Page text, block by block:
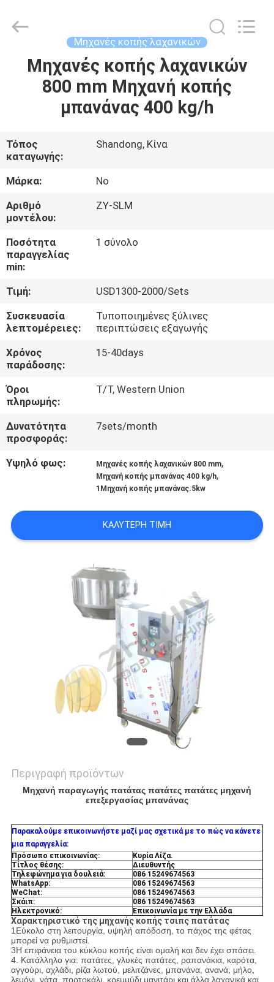
ΣΠΊΤΙ
ΠΡΟΪΌΝΤΑ
ΠΕΡΊΠΟΥ
ΕΜΕΊΣ
ΓΎΡΟΣ
ΕΡΓΟΣΤΑΣΊΩΝ
ΠΟΙΟΤΙΚΌΣ
ΈΛΕΓΧΟΣ
ΜΑΣ
ΕΛΆΤΕ
ΣΕ
ΕΠΑΦΉ
ΜΕ
ΕΙΔΉΣΕΙΣ
ΠΕΡΙΠΤΏΣΕΙΣ
SITEMAP
Rights
Μηχανές κοπής λαχανικών
Μηχανές κοπής λαχανικών
800 mm Μηχανή κοπής
μπανάνας 400 kg/h
Τόπος
καταγωγής:
Shandong, Κίνα
Μάρκα:
No
Αριθμό
μοντέλου:
ZY-SLM
Ποσότητα
παραγγελίας
min:
1 σύνολο
Τιμή:
USD1300-2000/Sets
Συσκευασία
λεπτομέρειες:
Τυποποιημένες ξύλινες
περιπτώσεις εξαγωγής
Χρόνος
παράδοσης:
15-40days
Όροι
πληρωμής:
T/T, Western Union
Δυνατότητα
προσφοράς:
7sets/month
Υψηλό φως: Μηχανές κοπής λαχανικών 800 mm,
Μηχανή κοπής μπανάνας 400 kg/h,
1Μηχανή κοπής μπανάνας.5kw
ΚΑΛΎΤΕΡΗ ΤΙΜΉ
Περιγραφή προϊόντων
Μηχανή παραγωγής πατάτας πατάτες πατάτες μηχανή
επεξεργασίας μπανάνας
Παρακαλούμε επικοινωνήστε μαζί μας σχετικά με το πώς να κάνετε
μια παραγγελία:
Πρόσωπο επικοινωνίας:
Κυρία Λίζα.
Τίτλος θέσης:
Διευθυντής
Τηλεφώνημα για δουλειά:
086 15249674563
WhatsApp:
086 15249674563
WeChat:
086 15249674563
Σκάιπ:
086 15249674563
Ηλεκτρονικό:
Επικοινωνία με την Ελλάδα
Χαρακτηριστικό της μηχανής κοπής τσιπς πατάτας
1Εύκολο στη λειτουργία, υψηλή απόδοση, το πάχος της φέτας
μπορεί να ρυθμιστεί.
3Η επιφάνεια του κύκλου κοπής είναι ομαλή και δεν έχει σπάσει.
4. Κατάλληλο για: πατάτες, γλυκές πατάτες, ραπανάκια, καρότα,
αγγούρι, αχλάδι, ρίζα λωτού, μελιτζάνες, μπανάνα, ανανά, μήλο,
λεμόνι, νάτα, πορτοκάλι, κρεμμύδι,μανιτάρι και άλλα λαχανικά και